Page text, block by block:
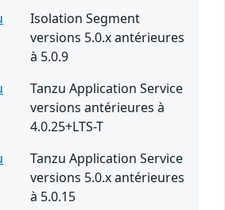
Isolation Segment
versions 5.0.x antérieures
à 5.0.9
Tanzu Application Service
versions antérieures à
4.0.25+LTS-T
Tanzu Application Service
versions 5.0.x antérieures
à 5.0.15